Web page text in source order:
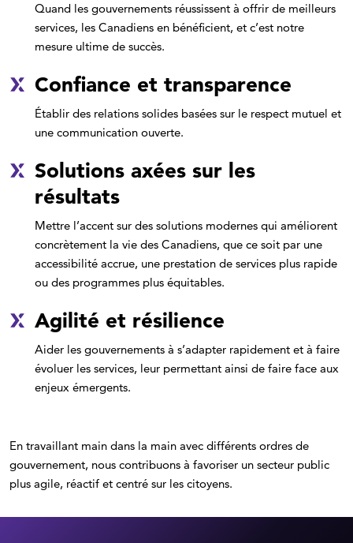
Quand les gouvernements réussissent à offrir de meilleurs
services, les Canadiens en bénéficient, et c’est notre
mesure ultime de succès.
Confiance et transparence
Établir des relations solides basées sur le respect mutuel et
une communication ouverte.
Solutions axées sur les
résultats
Mettre l’accent sur des solutions modernes qui améliorent
concrètement la vie des Canadiens, que ce soit par une
accessibilité accrue, une prestation de services plus rapide
ou des programmes plus équitables.
Agilité et résilience
Aider les gouvernements à s’adapter rapidement et à faire
évoluer les services, leur permettant ainsi de faire face aux
enjeux émergents.
En travaillant main dans la main avec différents ordres de
gouvernement, nous contribuons à favoriser un secteur public
plus agile, réactif et centré sur les citoyens.